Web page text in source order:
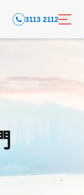
3113 2112